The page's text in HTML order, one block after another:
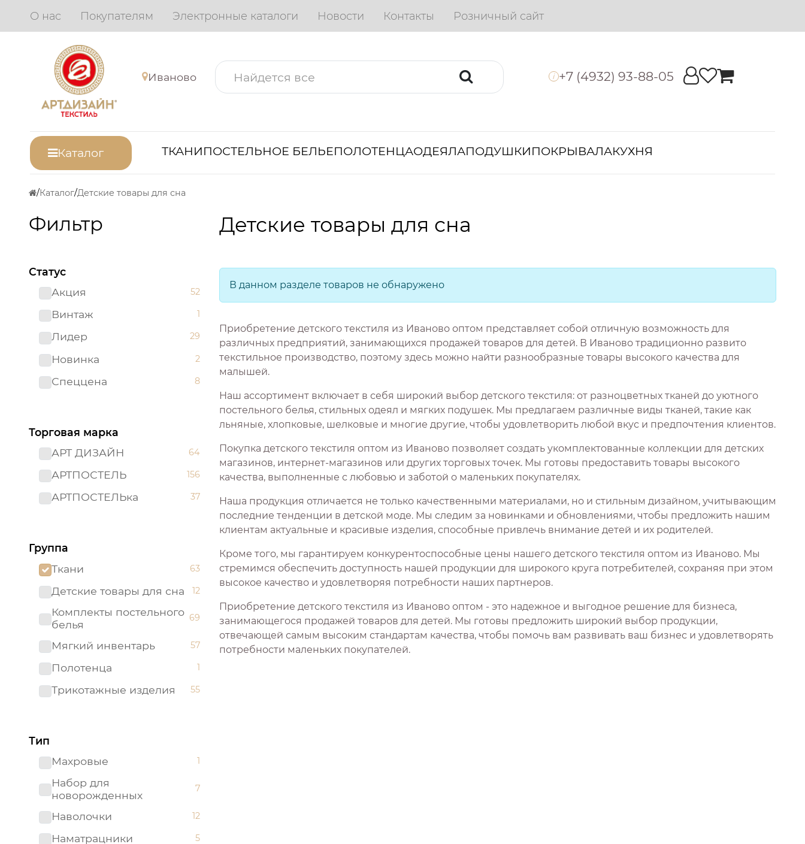
О нас Покупателям Электронные каталоги Новости Контакты Розничный сайт
Иваново i +7 (4932) 93-88-05
Каталог ТКАНИПОСТЕЛЬНОЕ БЕЛЬЕПОЛОТЕНЦАОДЕЯЛАПОДУШКИПОКРЫВАЛАКУХНЯ
Каталог Детские товары для сна
Фильтр
Статус
Акция
52
Винтаж 1
Лидер 29
Новинка 2
Спеццена 8
Торговая марка
АРТ ДИЗАЙН
64
АРТПОСТЕЛЬ 156
АРТПОСТЕЛЬка 37
Группа
Ткани
63
Детские товары для сна 12
Комплекты постельного
белья
69
Мягкий инвентарь 57
Полотенца 1
Трикотажные изделия 55
Тип
Махровые
1
Набор для
новорожденных
7
Наволочки 12
Наматрацники 5
Детские товары для сна
В данном разделе товаров не обнаружено
Приобретение детского текстиля из Иваново оптом представляет собой отличную возможность для
различных предприятий, занимающихся продажей товаров для детей. В Иваново традиционно развито
текстильное производство, поэтому здесь можно найти разнообразные товары высокого качества для
малышей.
Наш ассортимент включает в себя широкий выбор детского текстиля: от разноцветных тканей до уютного
постельного белья, стильных одеял и мягких подушек. Мы предлагаем различные виды тканей, такие как
льняные, хлопковые, шелковые и многие другие, чтобы удовлетворить любой вкус и предпочтения клиентов.
Покупка детского текстиля оптом из Иваново позволяет создать укомплектованные коллекции для детских
магазинов, интернет-магазинов или других торговых точек. Мы готовы предоставить товары высокого
качества, выполненные с любовью и заботой о маленьких покупателях.
Наша продукция отличается не только качественными материалами, но и стильным дизайном, учитывающим
последние тенденции в детской моде. Мы следим за новинками и обновлениями, чтобы предложить нашим
клиентам актуальные и красивые изделия, способные привлечь внимание детей и их родителей.
Кроме того, мы гарантируем конкурентоспособные цены нашего детского текстиля оптом из Иваново. Мы
стремимся обеспечить доступность нашей продукции для широкого круга потребителей, сохраняя при этом
высокое качество и удовлетворяя потребности наших партнеров.
Приобретение детского текстиля из Иваново оптом - это надежное и выгодное решение для бизнеса,
занимающегося продажей товаров для детей. Мы готовы предложить широкий выбор продукции,
отвечающей самым высоким стандартам качества, чтобы помочь вам развивать ваш бизнес и удовлетворять
потребности маленьких покупателей.